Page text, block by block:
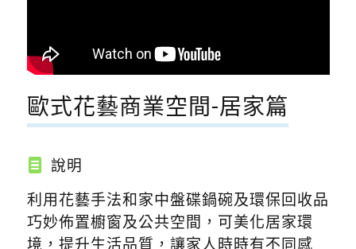
歐式花藝商業空間-居家篇
說明
利用花藝手法和家中盤碟鍋碗及環保回收品
巧妙佈置櫥窗及公共空間，可美化居家環
境，提升生活品質，讓家人時時有不同感